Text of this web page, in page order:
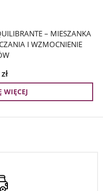
– MIESZANKA
I WZMOCNIENIE
zł
WIĘCEJ